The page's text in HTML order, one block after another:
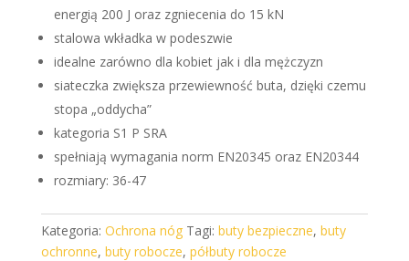
energią 200 J oraz zgniecenia do 15 kN
stalowa wkładka w podeszwie
idealne zarówno dla kobiet jak i dla mężczyzn
siateczka zwiększa przewiewność buta, dzięki czemu
stopa „oddycha”
kategoria S1 P SRA
spełniają wymagania norm EN20345 oraz EN20344
rozmiary: 36-47
Kategoria: Ochrona nóg Tagi: buty bezpieczne, buty
ochronne, buty robocze, półbuty robocze